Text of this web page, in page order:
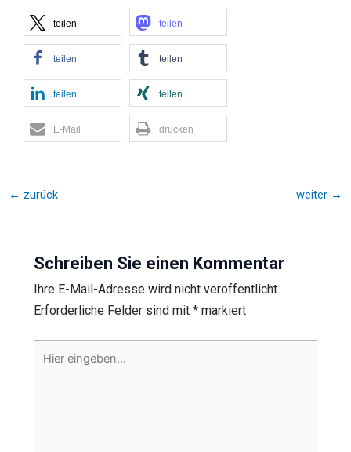
teilen teilen
teilen teilen
teilen teilen
E-Mail drucken
← zurück weiter →
Schreiben Sie einen Kommentar
Ihre E-Mail-Adresse wird nicht veröffentlicht.
Erforderliche Felder sind mit *markiert